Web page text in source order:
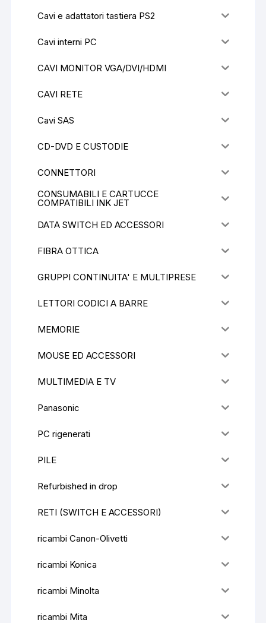
Cavi e adattatori tastiera PS2
Cavi interni PC
CAVI MONITOR VGA/DVI/HDMI
CAVI RETE
Cavi SAS
CD-DVD E CUSTODIE
CONNETTORI
CONSUMABILI E CARTUCCE
COMPATIBILI INK JET
DATA SWITCH ED ACCESSORI
FIBRA OTTICA
GRUPPI CONTINUITA' E MULTIPRESE
LETTORI CODICI A BARRE
MEMORIE
MOUSE ED ACCESSORI
MULTIMEDIA E TV
Panasonic
PC rigenerati
PILE
Refurbished in drop
RETI (SWITCH E ACCESSORI)
ricambi Canon-Olivetti
ricambi Konica
ricambi Minolta
ricambi Mita